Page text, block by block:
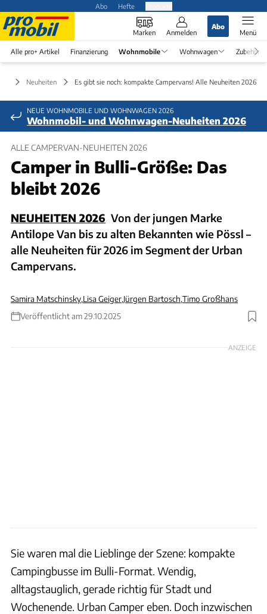
Abo Hefte
Marken Anmelden
Abo
Menü
Alle pro+ Artikel Finanzierung Wohnmobile Wohnwagen Zubehör
Neuheiten Es gibt sie noch: kompakte Campervans! Alle Neuheiten 2026
NEUE WOHNMOBILE UND WOHNWAGEN 2026
Wohnmobil- und Wohnwagen-Neuheiten 2026
ALLE CAMPERVAN-NEUHEITEN 2026
Camper in Bulli-Größe: Das
bleibt 2026
NEUHEITEN 2026 Von der jungen Marke
Antilope Van bis zu alten Bekannten wie Pössl –
alle Neuheiten für 2026 im Segment der Urban
Campervans.
Samira Matschinsky,Lisa Geiger,Jürgen Bartosch,Timo Großhans
Veröffentlicht am 29.10.2025
Foto: Antilope Van
ANZEIGE
Sie waren mal die Lieblinge der Szene: kompakte
Campingbusse im Bulli-Format. Wendig,
alltagstauglich, gerade richtig für Stadt und
Wochenende. Urban Camper eben. Doch inzwischen